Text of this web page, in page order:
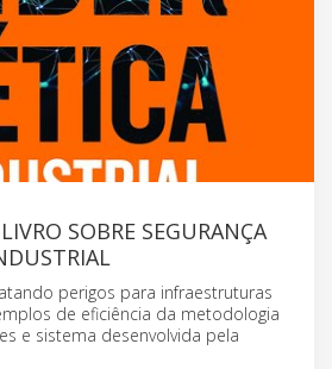
SOBRE SEGURANÇA
perigos para infraestruturas
de eficiência da metodologia
e sistema desenvolvida pela